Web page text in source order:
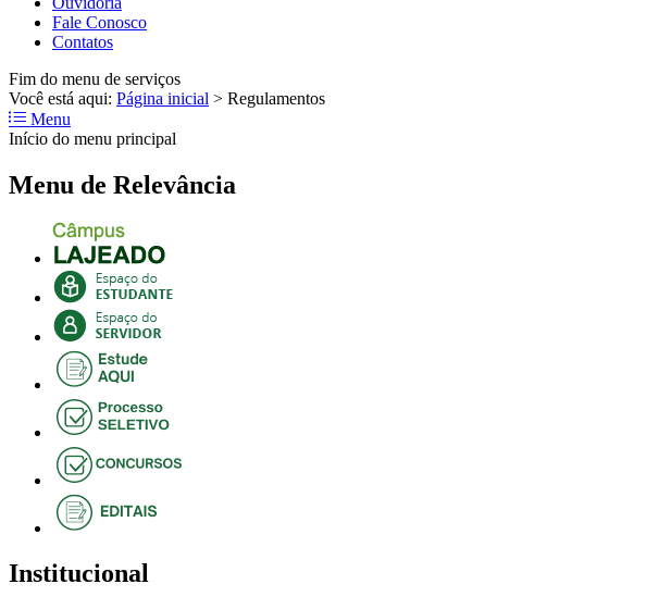
Fale Conosco
Contatos
Fim do menu de serviços
Você está aqui: Página inicial > Regulamentos
Menu
Início do menu principal
Menu de Relevância
Institucional